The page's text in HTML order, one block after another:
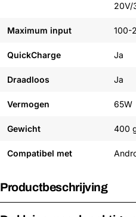
20V/
Maximum input 100-
QuickCharge Ja
Draadloos Ja
Vermogen 65W
Gewicht 400
Compatibel met
Productbeschrijving